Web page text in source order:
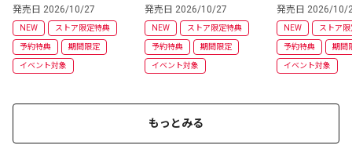
発売日 2026/10/27
NEW ストア限定特典
予約特典 期間限定
イベント対象
ル)
発売日 2026/10/27
NEW ストア限定特典
予約特典 期間限定
イベント対象
ル)
発売日 2026/10/
NEW ストア
予約特典 期間
イベント対象
もっとみる